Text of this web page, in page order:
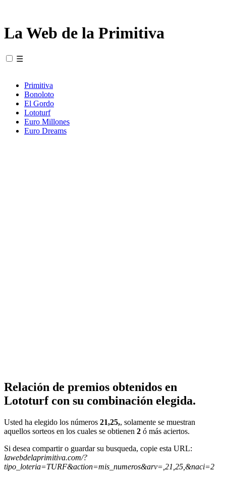
La Web de la Primitiva
☰
Primitiva
Bonoloto
El Gordo
Lototurf
Euro Millones
Euro Dreams
Relación de premios obtenidos en
Lototurf con su combinación elegida.
Usted ha elegido los números 21,25,, solamente se muestran
aquellos sorteos en los cuales se obtienen 2 ó más aciertos.
Si desea compartir o guardar su busqueda, copie esta URL:
lawebdelaprimitiva.com/?
tipo_loteria=TURF&action=mis_numeros&arv=,21,25,&naci=2